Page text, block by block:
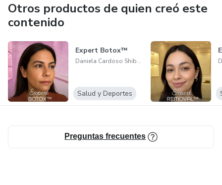
Otros productos de quien creó este
contenido
Expert Botox™
Daniela Cardoso Shibuya
Salud y Deportes
Preguntas frecuentes